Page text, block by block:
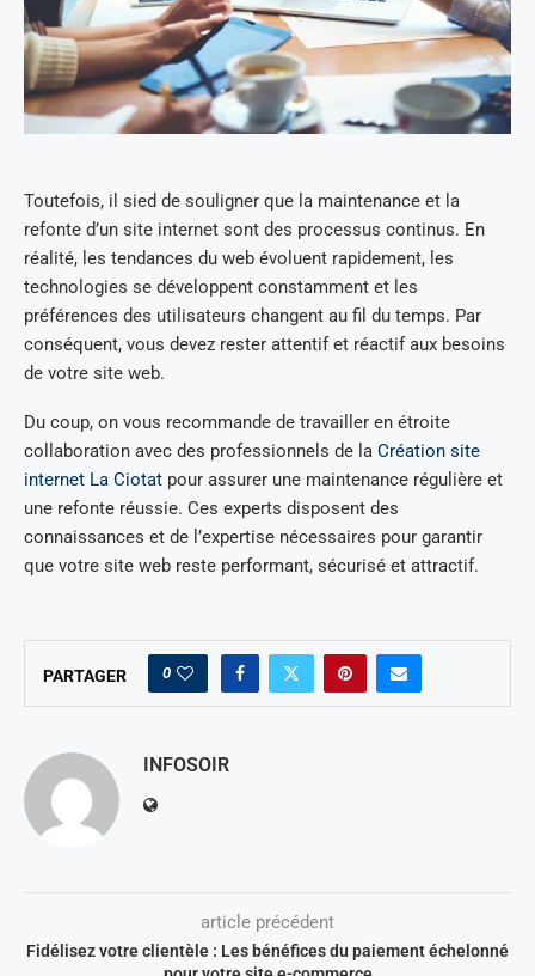
Toutefois, il sied de souligner que la maintenance et la
refonte d’un site internet sont des processus continus. En
réalité, les tendances du web évoluent rapidement, les
technologies se développent constamment et les
préférences des utilisateurs changent au fil du temps. Par
conséquent, vous devez rester attentif et réactif aux besoins
de votre site web.
Du coup, on vous recommande de travailler en étroite
collaboration avec des professionnels de la Création site
internet La Ciotat pour assurer une maintenance régulière et
une refonte réussie. Ces experts disposent des
connaissances et de l’expertise nécessaires pour garantir
que votre site web reste performant, sécurisé et attractif.
PARTAGER 0
INFOSOIR
article précédent
Fidélisez votre clientèle : Les bénéfices du paiement échelonné